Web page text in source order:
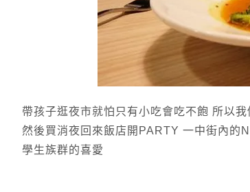
帶孩子逛夜市就怕只有小吃會吃不飽 所以
然後買消夜回來飯店開PARTY 一中街內的
學生族群的喜愛